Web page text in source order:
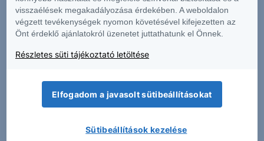
Higgy magadban és indíts Erste Future
visszaélések megakadályozása érdekében. A weboldalon
végzett tevékenységek nyomon követésével kifejezetten az
Önt érdeklő ajánlatokról üzenetet juttathatunk el Önnek.
Részletes süti tájékoztató letöltése
Elfogadom a javasolt sütibeállításokat
Sütibeállítások kezelése